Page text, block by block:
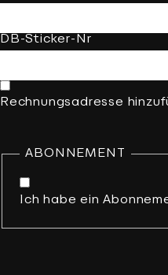
DB-Sticker-Nr
Rechnungsadresse
ABONNEMENT
Ich habe ein